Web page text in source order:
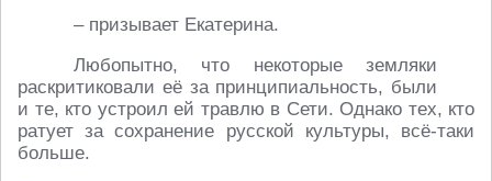
– призывает Екатерина.
Любопытно, что некоторые земляки
раскритиковали её за принципиальность, были
и те, кто устроил ей травлю в Сети. Однако тех, кто
ратует за сохранение русской культуры, всё-таки
больше.